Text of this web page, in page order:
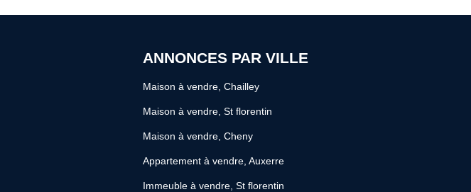
ANNONCES PAR VILLE
Maison à vendre, Chailley
Maison à vendre, St florentin
Maison à vendre, Cheny
Appartement à vendre, Auxerre
Immeuble à vendre, St florentin